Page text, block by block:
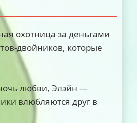
охотница за деньгами
двойников, которые
любви, Элэйн —
влюбляются друг в